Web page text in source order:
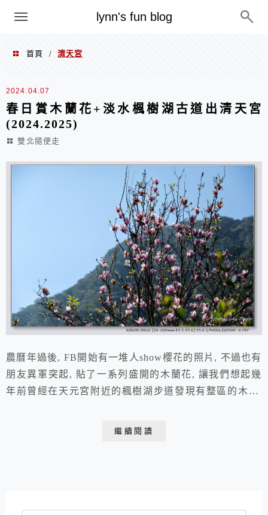
lynn's fun blog
menu
首頁 / 清天宮
清天宮
2024.04.07
春日賞木蘭花+淡水楓樹湖古道出清天宮
(2024.2025)
雙北隨便走
農曆年過後, FB開始有一堆人show櫻花的照片, 不過也有
朋友異軍突起, 貼了一系列盛開的木蘭花, 讓我們想起幾
年前曾經在天元宮附近的楓樹湖步道發現有整區的木蘭,
後, 幾個人就相約出門啦! 我們一早搭車到了天元宮, 這裡
繼續閱讀